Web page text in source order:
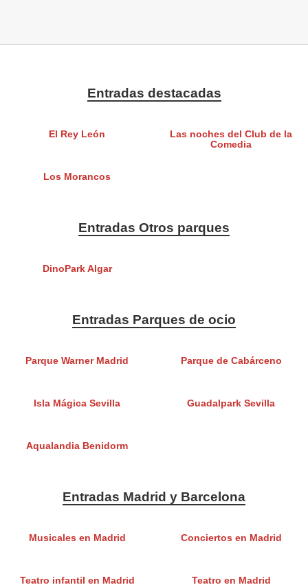
Entradas destacadas
El Rey León
Las noches del Club de la
Comedia
Los Morancos
Entradas Otros parques
DinoPark Algar
Entradas Parques de ocio
Parque Warner Madrid Parque de Cabárceno
Isla Mágica Sevilla Guadalpark Sevilla
Aqualandia Benidorm
Entradas Madrid y Barcelona
Musicales en Madrid Conciertos en Madrid
Teatro infantil en Madrid Teatro en Madrid